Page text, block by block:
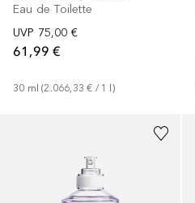
Eau de Toilette
UVP 75,00 €
61,99 €
30 ml (2.066,33 € / 1 l)
Größe